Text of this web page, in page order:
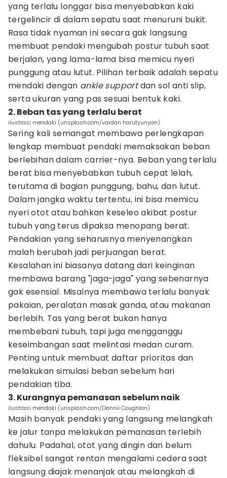
yang terlalu longgar bisa menyebabkan kaki
tergelincir di dalam sepatu saat menuruni bukit.
Rasa tidak nyaman ini secara gak langsung
membuat pendaki mengubah postur tubuh saat
berjalan, yang lama-lama bisa memicu nyeri
punggung atau lutut. Pilihan terbaik adalah sepatu
mendaki dengan ankle supportdan sol anti slip,
serta ukuran yang pas sesuai bentuk kaki.
2. Beban tas yang terlalu berat
ilustrasi mendaki (unsplash.com/vardan harutyunyan)
Sering kali semangat membawa perlengkapan
lengkap membuat pendaki memaksakan beban
berlebihan dalam carrier-nya. Beban yang terlalu
berat bisa menyebabkan tubuh cepat lelah,
terutama di bagian punggung, bahu, dan lutut.
Dalam jangka waktu tertentu, ini bisa memicu
nyeri otot atau bahkan keseleo akibat postur
tubuh yang terus dipaksa menopang berat.
Pendakian yang seharusnya menyenangkan
malah berubah jadi perjuangan berat.
Kesalahan ini biasanya datang dari keinginan
membawa barang "jaga-jaga" yang sebenarnya
gak esensial. Misalnya membawa terlalu banyak
pakaian, peralatan masak ganda, atau makanan
berlebih. Tas yang berat bukan hanya
membebani tubuh, tapi juga mengganggu
keseimbangan saat melintasi medan curam.
Penting untuk membuat daftar prioritas dan
melakukan simulasi beban sebelum hari
pendakian tiba.
3. Kurangnya pemanasan sebelum naik
ilustrasi mendaki (unsplash.com/Dannii Coughlan)
Masih banyak pendaki yang langsung melangkah
ke jalur tanpa melakukan pemanasan terlebih
dahulu. Padahal, otot yang dingin dan belum
fleksibel sangat rentan mengalami cedera saat
langsung diajak menanjak atau melangkah di